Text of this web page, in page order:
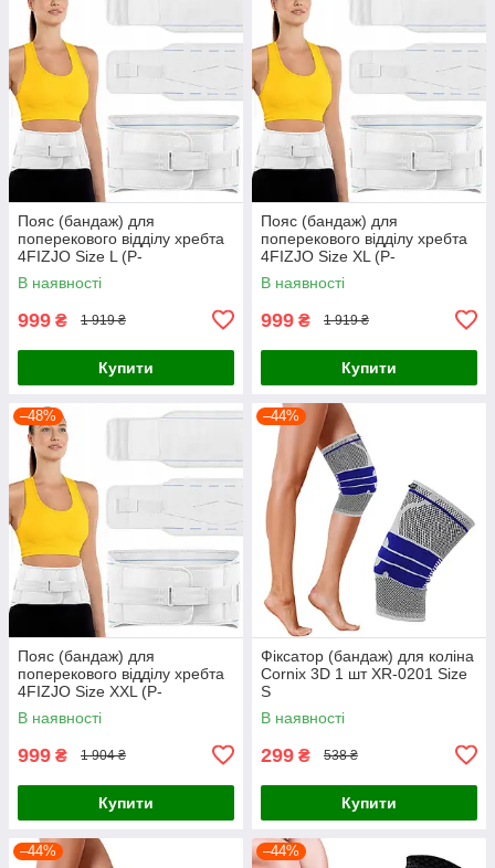
Пояс (бандаж) для
поперекового відділу хребта
4FIZJO Size L (P-
5907739317704)
В наявності
999 ₴ 1 919 ₴
Купити
Пояс (бандаж) для
поперекового відділу хребта
4FIZJO Size XL (P-
5907739317711)
В наявності
999 ₴ 1 919 ₴
Купити
–48%
Пояс (бандаж) для
поперекового відділу хребта
4FIZJO Size XXL (P-
5907739318169)
В наявності
999 ₴ 1 904 ₴
Купити
–44%
Фіксатор (бандаж) для коліна
Cornix 3D 1 шт XR-0201 Size
S
В наявності
299 ₴ 538 ₴
Купити
–44% –44%